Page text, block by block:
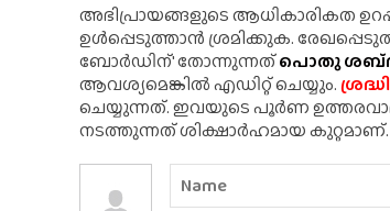
അഭിപ്രായങ്ങളുടെ ആധികാരികത
ഉൾപ്പെടുത്താൻ ശ്രമിക്കുക.
ബോർഡിന്' തോന്നുന്നത്പൊതു
ആവശ്യമെങ്കിൽ എഡിറ്റ് ചെയ്യും.
ചെയ്യുന്നത്. ഇവയുടെ പൂർണ
നടത്തുന്നത് ശിക്ഷാർഹമായ കുറ്റമാണ്.